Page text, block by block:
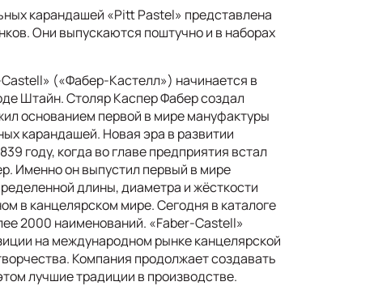
карандашей «Pitt Pastel» представлена
Они выпускаются поштучно и в наборах
(«Фабер-Кастелл») начинается в
Штайн. Столяр Каспер Фабер создал
основанием первой в мире мануфактуры
карандашей. Новая эра в развитии
году, когда во главе предприятия встал
Именно он выпустил первый в мире
длины, диаметра и жёсткости
в канцелярском мире. Сегодня в каталоге
2000 наименований. «Faber-Castell»
на международном рынке канцелярской
Компания продолжает создавать
лучшие традиции в производстве.